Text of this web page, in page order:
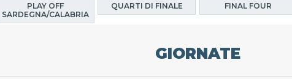
PLAY OFF
SARDEGNA/CALABRIA
QUARTI DI FINALE FINAL FOUR
GIORNATE